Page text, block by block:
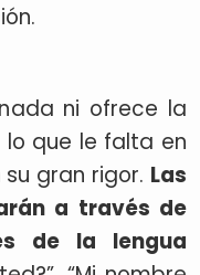
ni ofrece la
lo que le falta en
gran rigor. Las
a través de
de la lengua